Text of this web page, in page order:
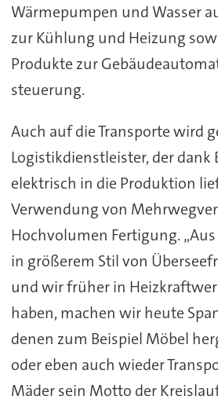
Wärmepumpen und Wasser
zur Kühlung und Heizung
Produkte zur
steuerung.
Auch auf die Transporte wird
Logistikdienstleister, der dank
elektrisch in die Produktion
Verwendung von
Hochvolumen Fertigung.
in größerem Stil von
und wir früher in
haben, machen wir heute
denen zum Beispiel Möbel
oder eben auch wieder
Mäder sein Motto der